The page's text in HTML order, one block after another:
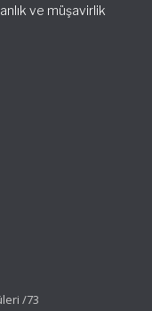
ve müşavirlik
/73